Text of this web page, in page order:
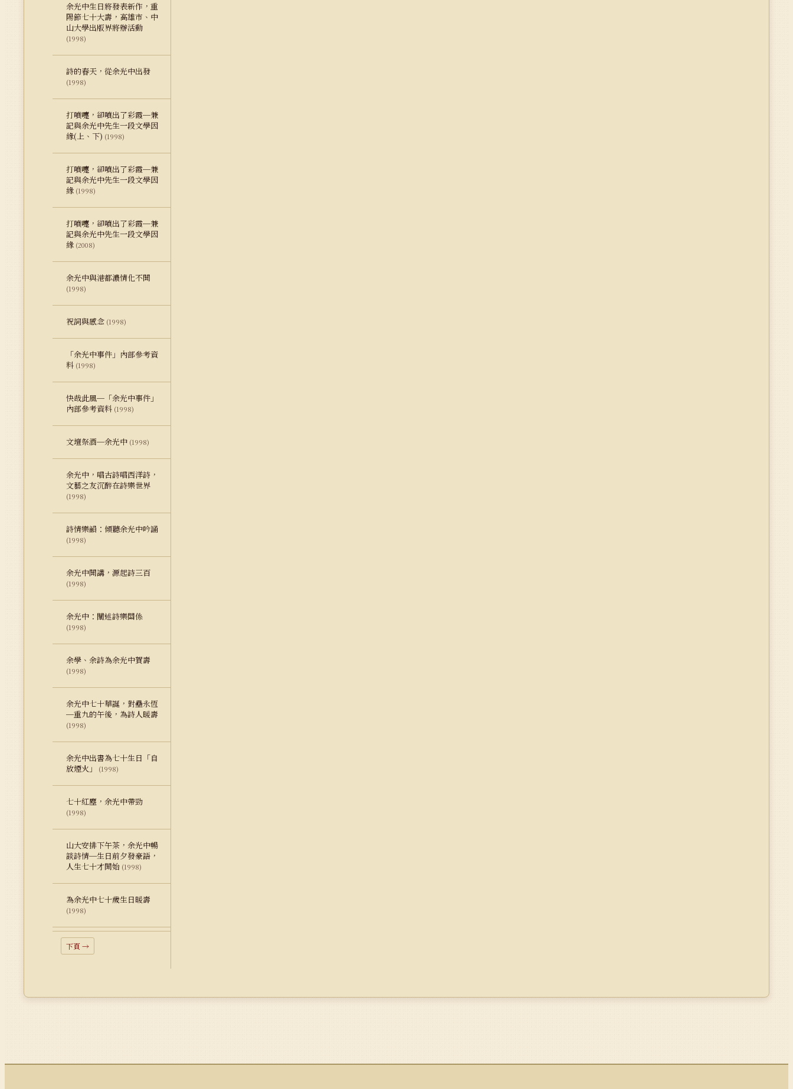
余光中生日將發表新作，重
陽節七十大壽，高雄市、中
山大學出版界將辦活動
(1998)
詩的春天，從余光中出發
(1998)
打噴嚏，卻噴出了彩霞─兼
記與余光中先生一段文學因
緣(上、下) (1998)
打噴嚏，卻噴出了彩霞─兼
記與余光中先生一段文學因
緣 (1998)
打噴嚏，卻噴出了彩霞─兼
記與余光中先生一段文學因
緣 (2008)
余光中與港都濃情化不開
(1998)
祝詞與感念 (1998)
「余光中事件」內部參考資
料 (1998)
快哉此風─「余光中事件」
內部參考資料 (1998)
文壇祭酒─余光中 (1998)
余光中，唱古詩唱西洋詩，
文藝之友沉醉在詩樂世界
(1998)
詩情樂韻：傾聽余光中吟誦
(1998)
余光中開講，源起詩三百
(1998)
余光中：闡述詩樂關係
(1998)
余學、余詩為余光中賀壽
(1998)
余光中七十華誕，對壘永恆
─重九的午後，為詩人暖壽
(1998)
余光中出書為七十生日「自
放煙火」
(1998)
七十紅塵，余光中帶勁
(1998)
山大安排下午茶，余光中暢
談詩情─生日前夕發豪語，
人生七十才開始 (1998)
為余光中七十歲生日暖壽
(1998)
下頁 →